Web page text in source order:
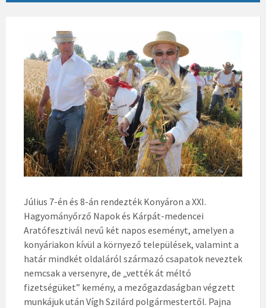
Július 7-én és 8-án rendezték Konyáron a XXI.
Hagyományőrző Napok és Kárpát-medencei
Aratófesztivál nevű két napos eseményt, amelyen a
konyáriakon kívül a környező települések, valamint a
határ mindkét oldaláról származó csapatok neveztek
nemcsak a versenyre, de „vették át méltó
fizetségüket” kemény, a mezőgazdaságban végzett
munkájuk után Vígh Szilárd polgármestertől. Pajna